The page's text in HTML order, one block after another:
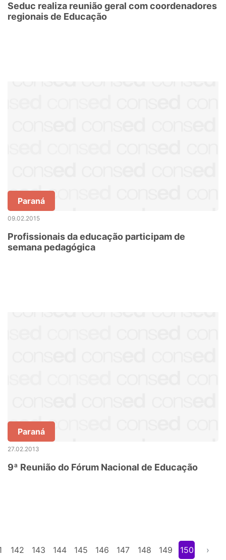
Seduc realiza reunião geral com coordenadores
regionais de Educação
Paraná
09.02.2015
Profissionais da educação participam de
semana pedagógica
Paraná
27.02.2013
9ª Reunião do Fórum Nacional de Educação
142 143 144 145 146 147 148 149 150 ›